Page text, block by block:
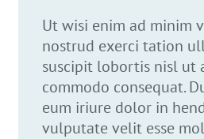
Ut wisi enim ad minim
nostrud exerci tation
suscipit lobortis nisl ut
commodo consequat.
eum iriure dolor in
vulputate velit esse